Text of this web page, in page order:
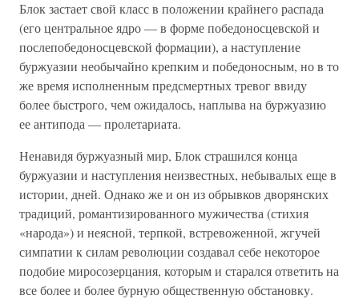
Блок застает свой класс в положении крайнего распада
(его центральное ядро — в форме победоносцевской и
послепобедоносцевской формации), а наступление
буржуазии необычайно крепким и победоносным, но в то
же время исполненным предсмертных тревог ввиду
более быстрого, чем ожидалось, наплыва на буржуазию
ее антипода — пролетариата.
Ненавидя буржуазный мир, Блок страшился конца
буржуазии и наступления неизвестных, небывалых еще в
истории, дней. Однако же и он из обрывков дворянских
традиций, романтизированного мужичества (стихия
«народа») и неясной, терпкой, встревоженной, жгучей
симпатии к силам революции создавал себе некоторое
подобие миросозерцания, которым и старался ответить на
все более и более бурную общественную обстановку.